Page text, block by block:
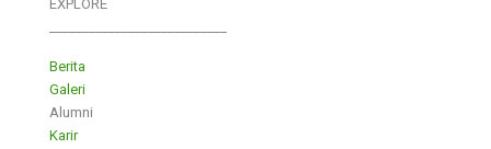
EXPLORE
Berita
Galeri
Alumni
Karir